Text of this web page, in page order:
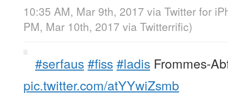
10:35 AM, Mar 9th, 2017 via Twitter for
PM, Mar 10th, 2017 via Twitterrific)
#serfaus#fiss#ladis Frommes-
pic.twitter.com/atYYwiZsmb